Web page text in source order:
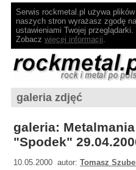
Serwis rockmetal.pl używa
naszych stron wyrażasz zgodę
ustawieniami Twojej przeglądarki.
Zobacz więcej informacji.
galeria zdjęć
galeria:
"Spodek"
10.05.2000 autor:Tomasz